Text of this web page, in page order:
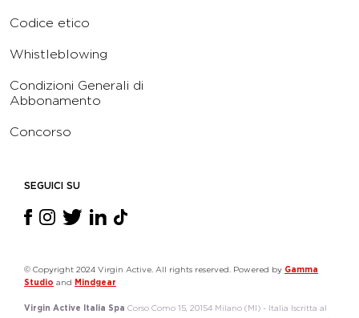
Codice etico
Whistleblowing
Condizioni Generali di
Abbonamento
Concorso
SEGUICI SU
© Copyright 2024 Virgin Active. All rights reserved. Powered by Gamma
Studio and Mindgear
Virgin Active Italia Spa Corso Como 15, 20154 Milano (MI) - Italia Iscritta al